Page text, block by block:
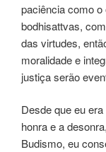
paciência como
bodhisattvas,
das virtudes,
moralidade e
justiça serão
Desde que eu
honra e a
Budismo, eu